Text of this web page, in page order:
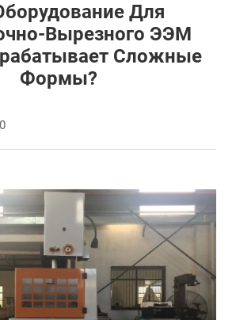
Для
Вырезного ЭЭМ
Сложные
Формы?